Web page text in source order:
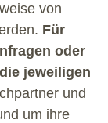
von
Für
oder
jeweiligen
und
um ihre